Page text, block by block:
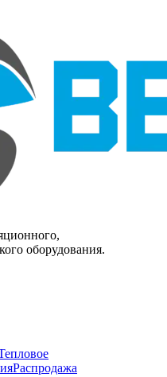
защищаемых установками
газового, аэрозольного
или порошкового
пожаротушения.
оборудования.
Распродажа